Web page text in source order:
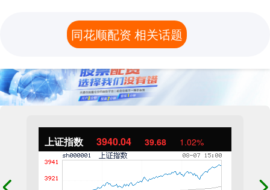
上证指数 3940.04 39.68 1.02%
同花顺配资 相关话题